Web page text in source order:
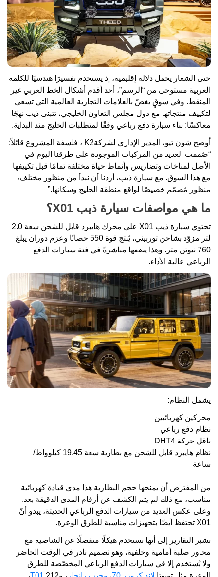
حتى الشعار يحمل دلالة إقليمية، إذ يستخدم تفسيرًا هندسيًا للكلمة
العربية مستوحى من “الرسم”، أحد أقدم أشكال الخط العربي غير
المنقط. وفي سوقٍ يغصّ بالعلامات التجارية العالمية التي تسعى
لتكييف منتجاتها مع دول مجلس التعاون الخليجي، تتبنى ذيب نهجًا
معاكسًا: بناء سيارة دفع رباعي وفقًا لمتطلبات الخليج منذ البداية.
أوضح شون تيو، المدير الإداري لشركةK2 ، فلسفة المشروع قائلاً:
“صُممت العديد من المركبات الموجودة على طرقنا اليوم في
الأصل لمناخات وتضاريس وأنماط حياة مختلفة تمامًا قبل تكييفها
مع هذا السوق. مع سيارة ذيب، أردنا أن نبدأ من منظور مختلف،
منظور مُصمّم خصيصًا لواقع منطقة الخليج وسكانها.”
ما هي مواصفات سيارة ذيب X01؟
تحتوي سيارة ذيب X01 على محرك هايبرد قابل للشحن سعة 2.0
لتر مزوّد بشاحن توربيني، يُنتج قوة 550 حصانًا وعزم دوران يبلغ
760 نيوتن متر. وهذا يضعها مباشرةً في فئة سيارات الدفع
الرباعي عالية الأداء.
يشمل النظام:
محركين كهربائيين
نظام دفع رباعي
ناقل حركة DHT4
نظام هايبرد قابل للشحن مع بطارية سعة 19.45 كيلوواط/
ساعة
من المفترض أن يمنحها حجم البطارية هذا مدى قيادة كهربائية
مناسب، مع ذلك لم يتم الكشف عن أرقام المدى الدقيقة بعد.
وعلى عكس العديد من سيارات الدفع الرباعي الحديثة، يبدو أنّ
X01 تحتفظ أيضًا بتجهيزات مناسبة للطرق الوعرة.
تشير التقارير إلى أنها تستخدم هيكلًا منفصلًا عن الشاصيه مع
محاور صلبة أمامية وخلفية، وهو تصميم نادر في الوقت الحاضر
ولا يُستخدم إلا في سيارات الدفع الرباعي المخصّصة للطرق
الوعرة مثل تويوتا لاند كروزر 70 ، وجيب رانجلر ، و212 T01،